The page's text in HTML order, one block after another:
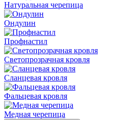
Натуральная черепица
Ондулин
Профнастил
Светопрозрачная кровля
Сланцевая кровля
Фальцевая кровля
Медная черепица